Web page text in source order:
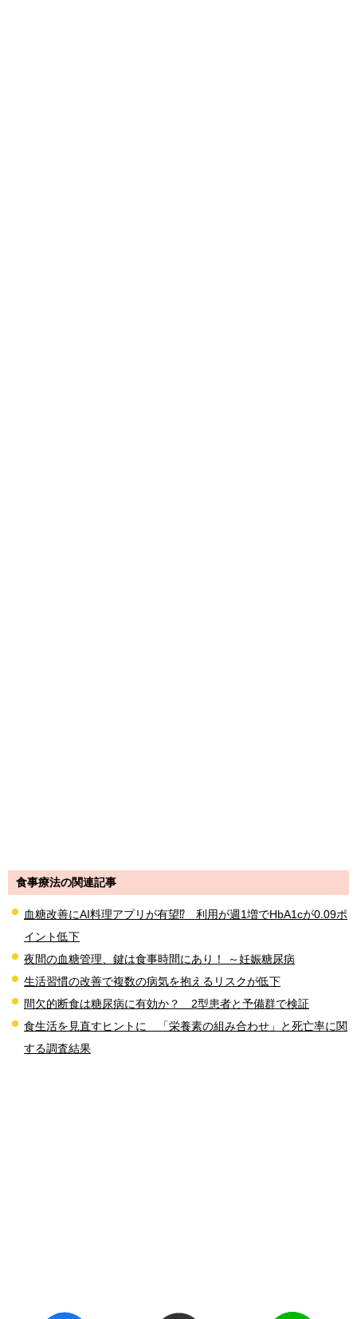
食事療法の関連記事
血糖改善にAI料理アプリが有望⁉ 利用が週1増でHbA1cが0.09ポ
イント低下
夜間の血糖管理、鍵は食事時間にあり！ ～妊娠糖尿病
生活習慣の改善で複数の病気を抱えるリスクが低下
間欠的断食は糖尿病に有効か？ 2型患者と予備群で検証
食生活を見直すヒントに 「栄養素の組み合わせ」と死亡率に関
する調査結果